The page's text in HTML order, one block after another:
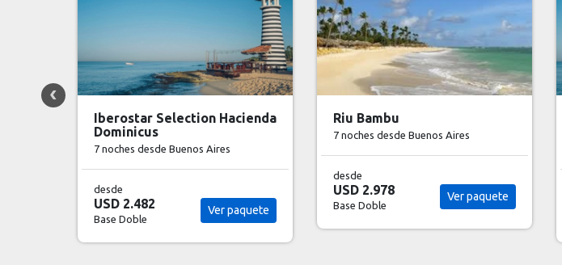
Riu Bambu
7 nochesdesde Buenos Aires
USD 2.978
Base Doble
Ver paquete
Iberostar Waves Dominicana
- Con LATAM
desde
USD 3.259 Ver paquete